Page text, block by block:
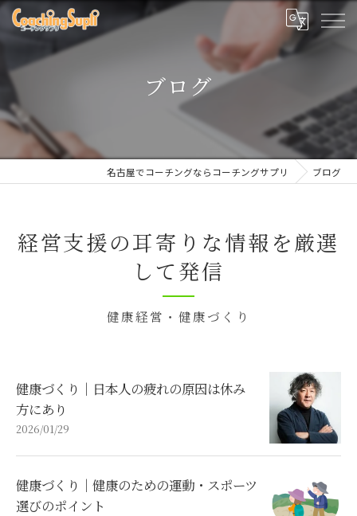
ブログ
名古屋でコーチングならコーチングサプリ ブログ
経営支援の耳寄りな情報を厳選
して発信
健康経営・健康づくり
健康づくり｜日本人の疲れの原因は休み
方にあり
2026/01/29
健康づくり｜健康のための運動・スポーツ
選びのポイント